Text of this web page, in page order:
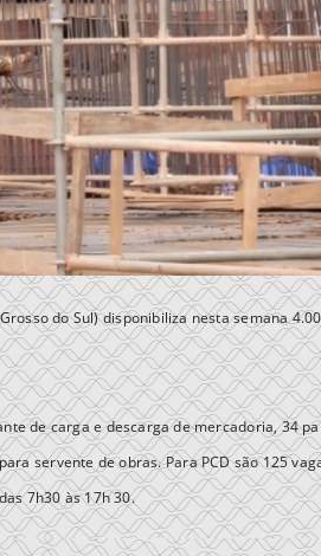
do Sul) disponibiliza nesta semana
de carga e descarga de mercadoria, 34
servente de obras. Para PCD são 125
7h30 às 17h 30.